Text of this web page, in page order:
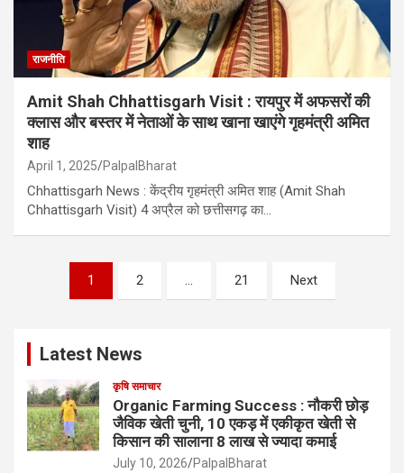
राजनीति
Amit Shah Chhattisgarh Visit : रायपुर में अफसरों की
क्लास और बस्तर में नेताओं के साथ खाना खाएंगे गृहमंत्री अमित
शाह
April 1, 2025 PalpalBharat
Chhattisgarh News : केंद्रीय गृहमंत्री अमित शाह (Amit Shah
Chhattisgarh Visit) 4 अप्रैल को छत्तीसगढ़ का…
pagination
1 2 … 21 Next
Latest News
कृषि समाचार
Organic Farming Success : नौकरी छोड़
जैविक खेती चुनी, 10 एकड़ में एकीकृत खेती से
किसान की सालाना 8 लाख से ज्यादा कमाई
July 10, 2026 PalpalBharat